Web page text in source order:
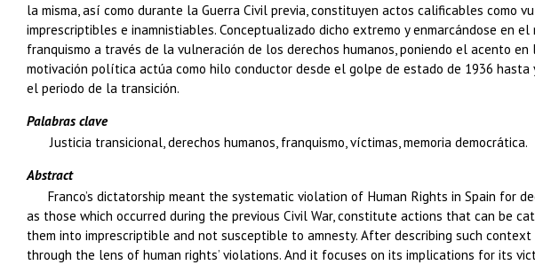
la misma, así como durante la Guerra Civil previa, constituyen actos calificables
imprescriptibles e inamnistiables. Conceptualizado dicho extremo y enmarcándose
franquismo a través de la vulneración de los derechos humanos, poniendo el acento
motivación política actúa como hilo conductor desde el golpe de estado de 1936
el periodo de la transición.
Palabras clave
Justicia transicional, derechos humanos, franquismo, víctimas, memoria democrática.
Abstract
Franco’s dictatorship meant the systematic violation of Human Rights in Spain
as those which occurred during the previous Civil War, constitute actions that can
them into imprescriptible and not susceptible to amnesty. After describing such
through the lens of human rights’ violations. And it focuses on its implications for its